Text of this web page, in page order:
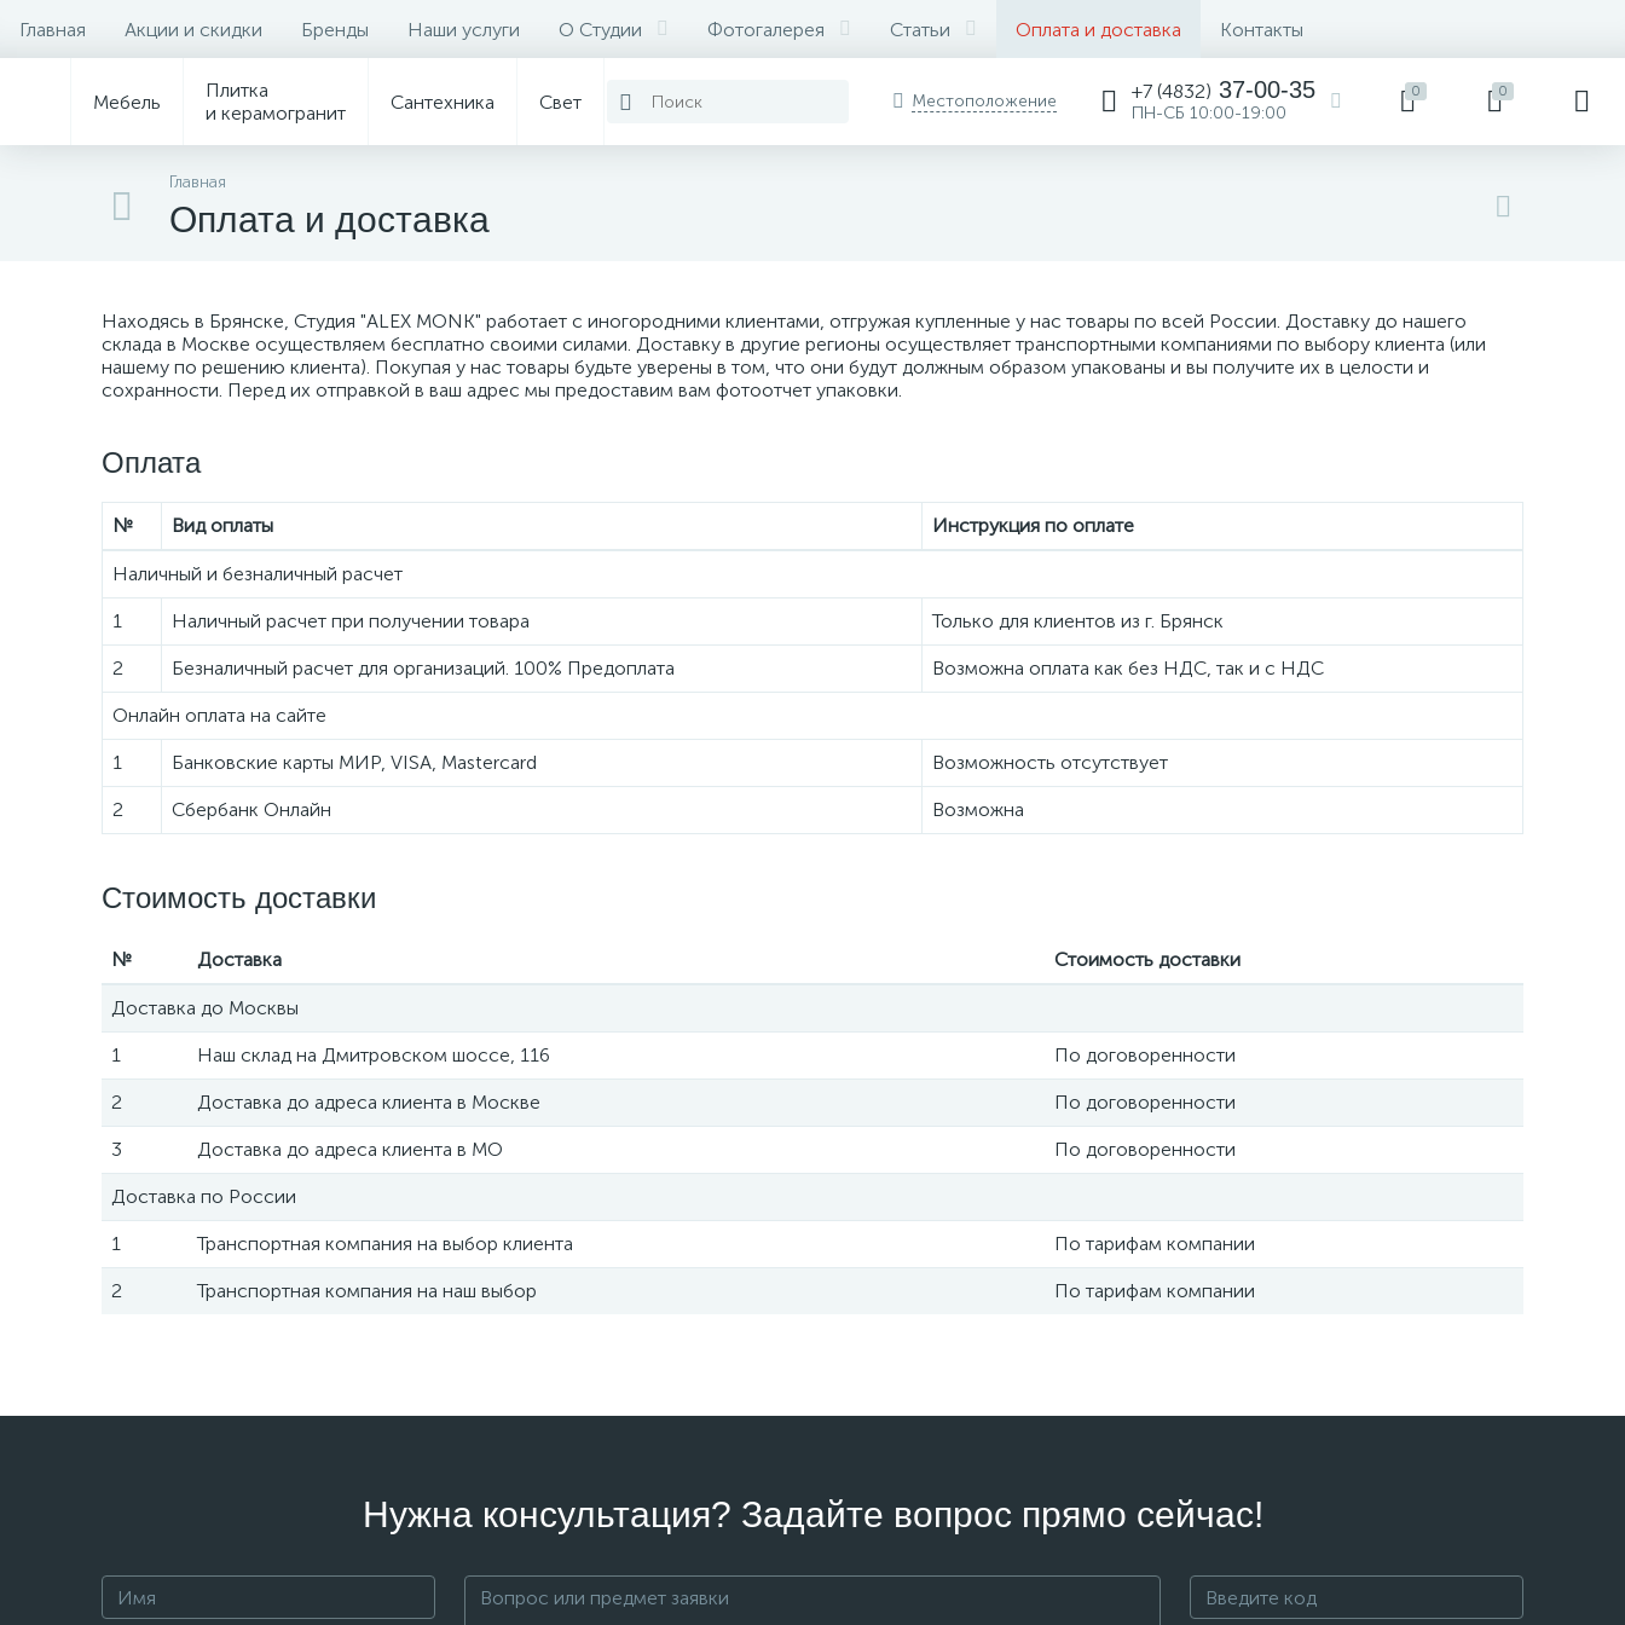
Главная Акции и скидки Бренды Наши услуги О Студии Фотогалерея Статьи Оплата и доставка Контакты
Мебель
Плитка
и керамогранит
Сантехника Свет
Смесители
Местоположение +7 (4832) 37-00-35
ПН-СБ 10:00-19:00
0 0
Главная
Оплата и доставка
Находясь в Брянске, Студия "ALEX MONK" работает с иногородними клиентами, отгружая купленные у нас товары по всей России. Доставку до нашего
склада в Москве осуществляем бесплатно своими силами. Доставку в другие регионы осуществляет транспортными компаниями по выбору клиента (или
нашему по решению клиента). Покупая у нас товары будьте уверены в том, что они будут должным образом упакованы и вы получите их в целости и
сохранности. Перед их отправкой в ваш адрес мы предоставим вам фотоотчет упаковки.
Оплата
№ Вид оплаты Инструкция по оплате
Наличный и безналичный расчет
1 Наличный расчет при получении товара Только для клиентов из г. Брянск
2 Безналичный расчет для организаций. 100% Предоплата Возможна оплата как без НДС, так и с НДС
Онлайн оплата на сайте
1 Банковские карты МИР, VISA, Mastercard Возможность отсутствует
2 Сбербанк Онлайн Возможна
Стоимость доставки
№ Доставка Стоимость доставки
Доставка до Москвы
1 Наш склад на Дмитровском шоссе, 116 По договоренности
2 Доставка до адреса клиента в Москве По договоренности
3 Доставка до адреса клиента в МО По договоренности
Доставка по России
1 Транспортная компания на выбор клиента По тарифам компании
2 Транспортная компания на наш выбор По тарифам компании
Нужна консультация? Задайте вопрос прямо сейчас!